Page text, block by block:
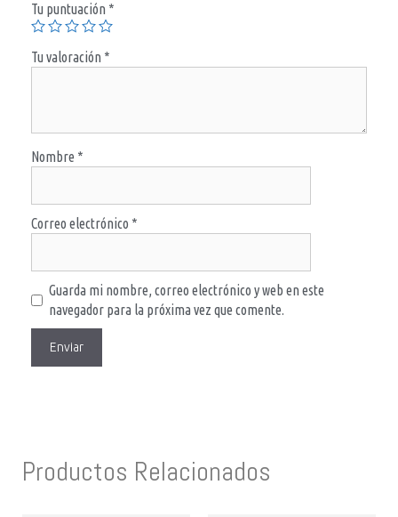
Tu puntuación *
Tu valoración *
Nombre *
Correo electrónico *
Guarda mi nombre, correo electrónico y web en este
navegador para la próxima vez que comente.
Productos Relacionados